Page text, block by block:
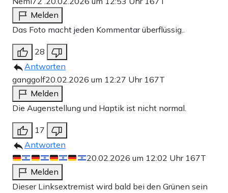
Melden
Das Foto macht jeden Kommentar überflüssig..
28
Antworten
ganggolf20.02.2026 um 12:27 Uhr 167T
Melden
Die Augenstellung und Haptik ist nicht normal.
17
Antworten
20.02.2026 um 12:02 Uhr 167T
Melden
Dieser Linksextremist wird bald bei den Grünen sein